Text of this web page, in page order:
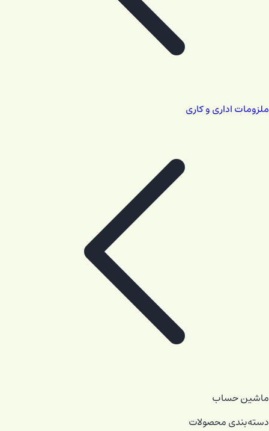
ملزومات اداری و کاری
ماشین حساب
دسته‌بندی محصولات